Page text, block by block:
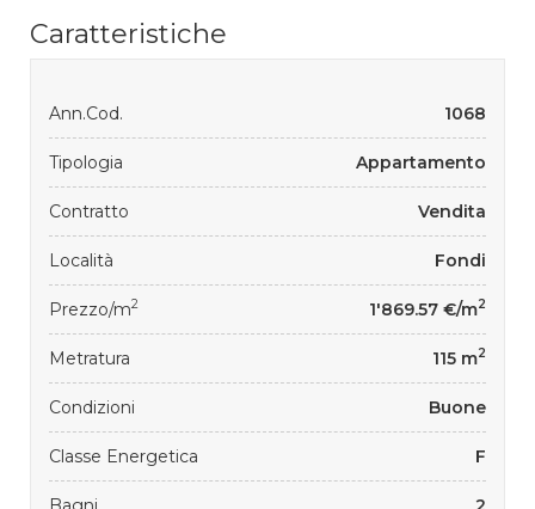
Caratteristiche
Ann.Cod. 1068
Tipologia Appartamento
Contratto Vendita
Località Fondi
Prezzo/m2 1'869.57 €/m2
Metratura 115 m2
Condizioni Buone
Classe Energetica F